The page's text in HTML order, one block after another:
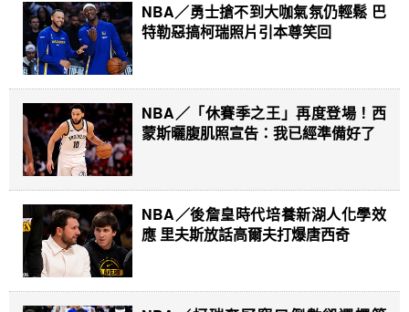
NBA／勇士搶不到大咖氣氛仍輕鬆 巴
特勒惡搞柯瑞照片引本尊笑回
NBA／「休賽季之王」再度登場！西
蒙斯曬腹肌照宣告：我已經準備好了
NBA／後詹皇時代培養新湖人化學效
應 里夫斯放話高爾夫打爆唐西奇